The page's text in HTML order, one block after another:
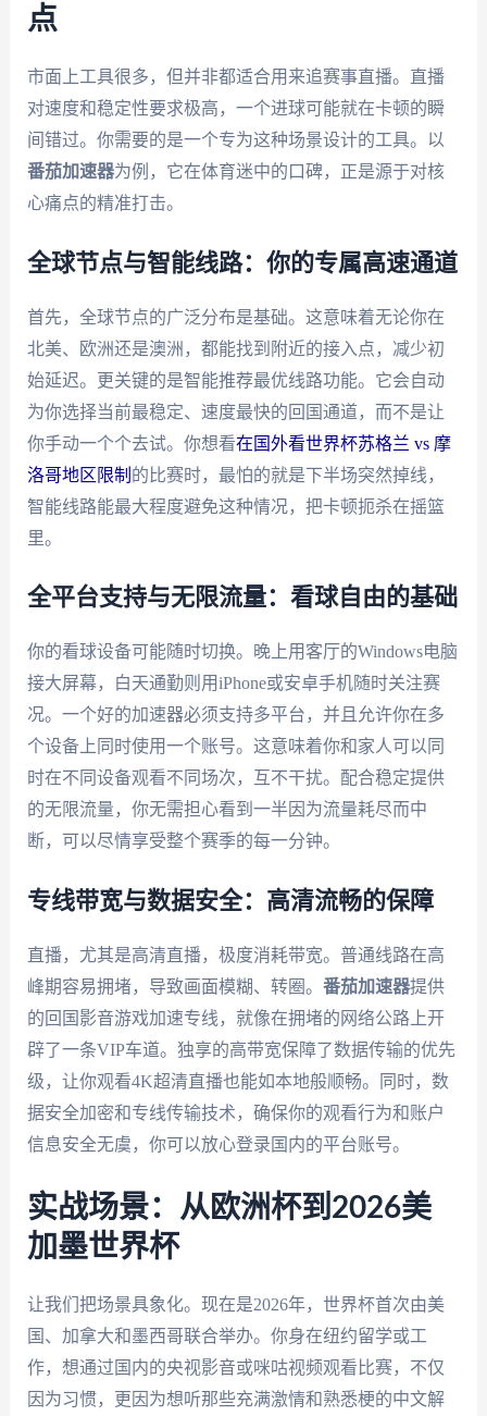
点
市面上工具很多，但并非都适合用来追赛事直播。直播
对速度和稳定性要求极高，一个进球可能就在卡顿的瞬
间错过。你需要的是一个专为这种场景设计的工具。以
番茄加速器为例，它在体育迷中的口碑，正是源于对核
心痛点的精准打击。
全球节点与智能线路：你的专属高速通道
首先，全球节点的广泛分布是基础。这意味着无论你在
北美、欧洲还是澳洲，都能找到附近的接入点，减少初
始延迟。更关键的是智能推荐最优线路功能。它会自动
为你选择当前最稳定、速度最快的回国通道，而不是让
你手动一个个去试。你想看在国外看世界杯苏格兰 vs 摩
洛哥地区限制 的比赛时，最怕的就是下半场突然掉线，
智能线路能最大程度避免这种情况，把卡顿扼杀在摇篮
里。
全平台支持与无限流量：看球自由的基础
你的看球设备可能随时切换。晚上用客厅的Windows电脑
接大屏幕，白天通勤则用iPhone或安卓手机随时关注赛
况。一个好的加速器必须支持多平台，并且允许你在多
个设备上同时使用一个账号。这意味着你和家人可以同
时在不同设备观看不同场次，互不干扰。配合稳定提供
的无限流量，你无需担心看到一半因为流量耗尽而中
断，可以尽情享受整个赛季的每一分钟。
专线带宽与数据安全：高清流畅的保障
直播，尤其是高清直播，极度消耗带宽。普通线路在高
峰期容易拥堵，导致画面模糊、转圈。 番茄加速器提供
的回国影音游戏加速专线，就像在拥堵的网络公路上开
辟了一条VIP车道。独享的高带宽保障了数据传输的优先
级，让你观看4K超清直播也能如本地般顺畅。同时，数
据安全加密和专线传输技术，确保你的观看行为和账户
信息安全无虞，你可以放心登录国内的平台账号。
实战场景：从欧洲杯到2026美
加墨世界杯
让我们把场景具象化。现在是2026年，世界杯首次由美
国、加拿大和墨西哥联合举办。你身在纽约留学或工
作，想通过国内的央视影音或咪咕视频观看比赛，不仅
因为习惯，更因为想听那些充满激情和熟悉梗的中文解